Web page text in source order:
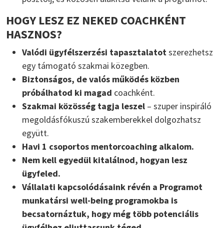
HOGY LESZ EZ NEKED COACHKÉNT
HASZNOS?
Valódi ügyfélszerzési tapasztalatotszerezhetsz
egy támogató szakmai közegben.
Biztonságos, de valós működés közben
próbálhatod ki magad coachként.
Szakmai közösség tagja leszel – szuper inspiráló
megoldásfókuszú szakemberekkel dolgozhatsz
együtt.
Havi 1 csoportos mentorcoaching alkalom.
Nem kell egyedül kitalálnod, hogyan lesz
ügyfeled.
Vállalati kapcsolódásaink révén a Programot
munkatársi well-being programokba is
becsatornáztuk, hogy még több potenciális